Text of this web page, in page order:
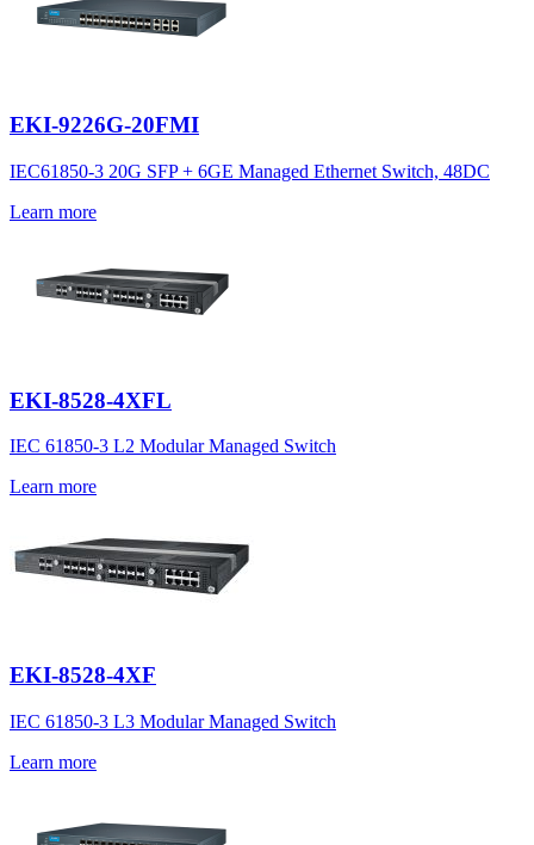
EKI-9226G-20FMI
IEC61850-3 20G SFP + 6GE Managed Ethernet Switch, 48DC
Learn more
EKI-8528-4XFL
IEC 61850-3 L2 Modular Managed Switch
Learn more
EKI-8528-4XF
IEC 61850-3 L3 Modular Managed Switch
Learn more